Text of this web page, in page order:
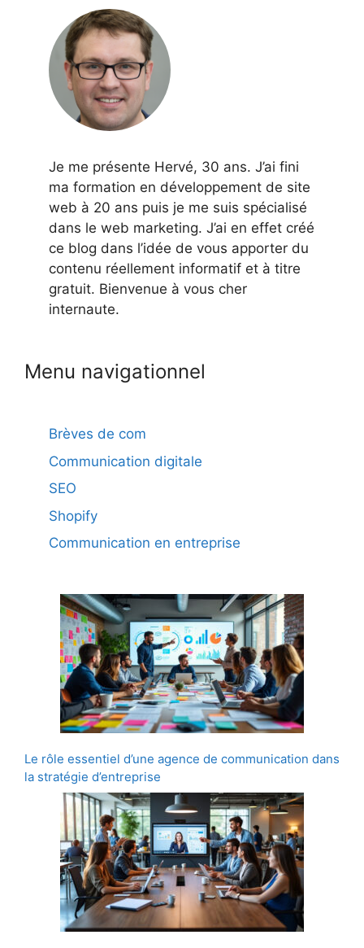
Je me présente Hervé, 30 ans. J’ai fini
ma formation en développement de site
web à 20 ans puis je me suis spécialisé
dans le web marketing. J’ai en effet créé
ce blog dans l’idée de vous apporter du
contenu réellement informatif et à titre
gratuit. Bienvenue à vous cher
internaute.
Menu navigationnel
Brèves de com
Communication digitale
SEO
Shopify
Communication en entreprise
Le rôle essentiel d’une agence de communication dans
la stratégie d’entreprise